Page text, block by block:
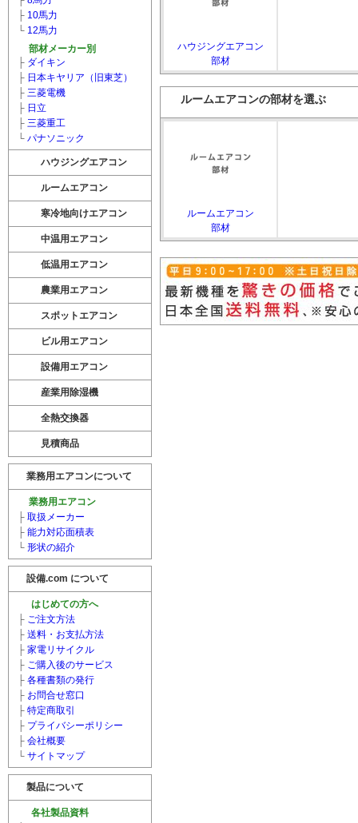
├ 10馬力
└ 12馬力
部材メーカー別
├ ダイキン
├ 日本キヤリア（旧東芝）
├ 三菱電機
├ 日立
├ 三菱重工
└ パナソニック
ハウジングエアコン
ルームエアコン
寒冷地向けエアコン
中温用エアコン
低温用エアコン
農業用エアコン
スポットエアコン
ビル用エアコン
設備用エアコン
産業用除湿機
全熱交換器
見積商品
業務用エアコンについて
業務用エアコン
├ 取扱メーカー
├ 能力対応面積表
└ 形状の紹介
設備.com について
はじめての方へ
├ ご注文方法
├ 送料・お支払方法
├ 家電リサイクル
├ ご購入後のサービス
├ 各種書類の発行
├ お問合せ窓口
├ 特定商取引
├ プライバシーポリシー
├ 会社概要
└ サイトマップ
製品について
各社製品資料
ハウジングエアコン
部材
ルームエアコンの部材を選ぶ
ルームエアコン
部材